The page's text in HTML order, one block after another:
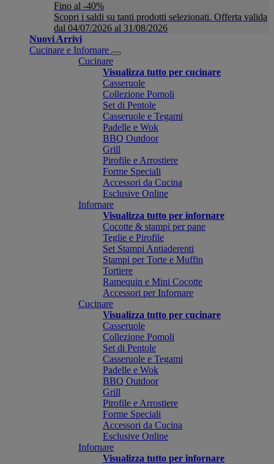
Fino al -40%
Scopri i saldi su tanti prodotti selezionati. Offerta valida
dal 04/07/2026 al 31/08/2026
Nuovi Arrivi
Cucinare e Infornare
Cucinare
Visualizza tutto per cucinare
Casseruole
Collezione Pomoli
Set di Pentole
Casseruole e Tegami
Padelle e Wok
BBQ Outdoor
Grill
Pirofile e Arrostiere
Forme Speciali
Accessori da Cucina
Esclusive Online
Infornare
Visualizza tutto per infornare
Cocotte & stampi per pane
Teglie e Pirofile
Set Stampi Antiaderenti
Stampi per Torte e Muffin
Tortiere
Ramequin e Mini Cocotte
Accessori per Infornare
Cucinare
Visualizza tutto per cucinare
Casseruole
Collezione Pomoli
Set di Pentole
Casseruole e Tegami
Padelle e Wok
BBQ Outdoor
Grill
Pirofile e Arrostiere
Forme Speciali
Accessori da Cucina
Esclusive Online
Infornare
Visualizza tutto per infornare